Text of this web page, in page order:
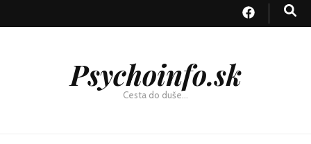
Psychoinfo.sk
Cesta do duše…